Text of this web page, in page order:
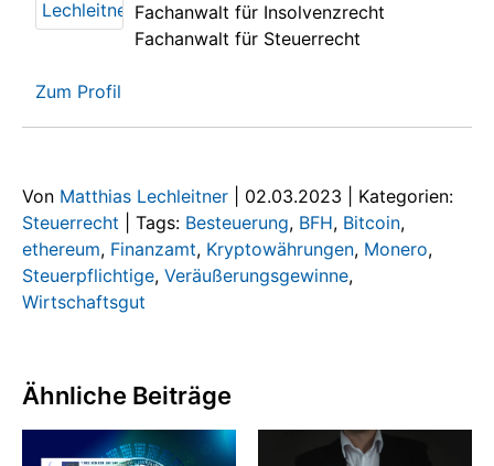
Fachanwalt für Insolvenzrecht
Fachanwalt für Steuerrecht
Zum Profil
Von Matthias Lechleitner 02.03.2023
Kategorien:
Steuerrecht
Tags: Besteuerung, BFH, Bitcoin,
ethereum, Finanzamt, Kryptowährungen, Monero,
Steuerpflichtige, Veräußerungsgewinne,
Wirtschaftsgut
Ähnliche Beiträge